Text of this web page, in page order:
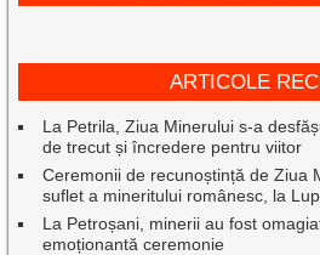
ARTICOLE
La Petrila, Ziua Minerului s-a
de trecut și încredere pentru viitor
Ceremonii de recunoștință de Ziua
suflet a mineritului românesc, la
La Petroșani, minerii au fost
emoționantă ceremonie